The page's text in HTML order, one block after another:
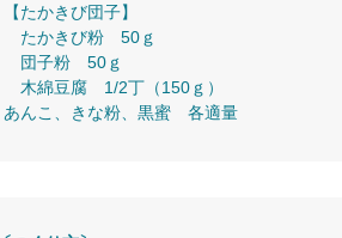
【たかきび団子】
たかきび粉 50ｇ
団子粉 50ｇ
木綿豆腐 1/2丁（150ｇ）
あんこ、きな粉、黒蜜 各適量